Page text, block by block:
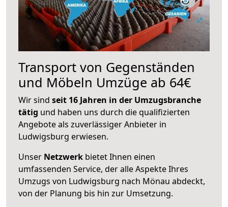
Transport von Gegenständen
und Möbeln Umzüge ab 64€
Wir sind seit 16 Jahren in der Umzugsbranche
tätig und haben uns durch die qualifizierten
Angebote als zuverlässiger Anbieter in
Ludwigsburg erwiesen.
Unser Netzwerk bietet Ihnen einen
umfassenden Service, der alle Aspekte Ihres
Umzugs von Ludwigsburg nach Mönau abdeckt,
von der Planung bis hin zur Umsetzung.